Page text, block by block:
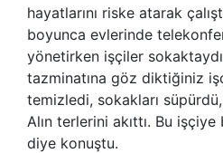
hayatlarını riske atarak
boyunca evlerinde
yönetirken işçiler
tazminatına göz diktiğiniz
temizledi, sokakları
Alın terlerini akıttı. Bu
diye konuştu.